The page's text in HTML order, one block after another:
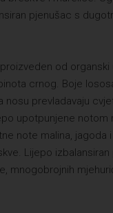
pjenušac s
od
crnog. Boje
nosu prevladavaju
upotpunjene notom
note malina, jagoda
Lijepo izbalansiran
mnogobrojnih